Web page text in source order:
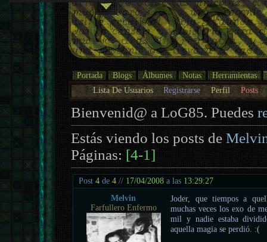
Portada Blogs Álbumes Notas
Herramientas
Lista De Usuarios
Registrarse Perfil Posts
Bienvenid@ a LoG85. Puedes
Estás viendo los posts de
Páginas: [4-1]
Post4 de4 // 17/04/2008 a las 13:29:27
Melvin
Farfullero Enfermo
Joder, que tiempos a
muchas veces los exo de
mil y nadie estaba
aquella magia se perdió. :(